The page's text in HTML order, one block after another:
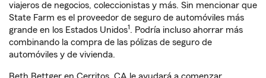
viajeros de negocios, coleccionistas y más. Sin mencionar que
State Farm es el proveedor de seguro de automóviles más
grande en los Estados Unidos1. Podría incluso ahorrar más
combinando la compra de las pólizas de seguro de
automóviles y de vivienda.